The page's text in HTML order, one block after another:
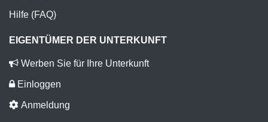
Hilfe (FAQ)
EIGENTÜMER DER UNTERKUNFT
Werben Sie für Ihre Unterkunft
Einloggen
Anmeldung